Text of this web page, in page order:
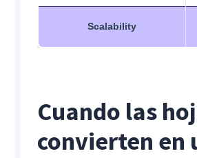
Scalability
Cuando las
convierten en